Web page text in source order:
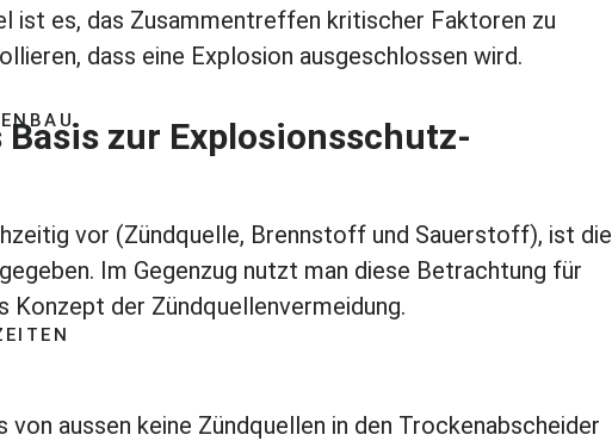
ist es, das Zusammentreffen kritischer Faktoren zu
dass eine Explosion ausgeschlossen wird.
zur Explosionsschutz-
vor (Zündquelle, Brennstoff und Sauerstoff), ist die
Im Gegenzug nutzt man diese Betrachtung für
Konzept der Zündquellenvermeidung.
von aussen keine Zündquellen in den Trockenabscheider